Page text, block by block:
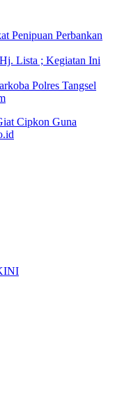
Penipuan Perbankan
Lista ; Kegiatan Ini
Polres Tangsel